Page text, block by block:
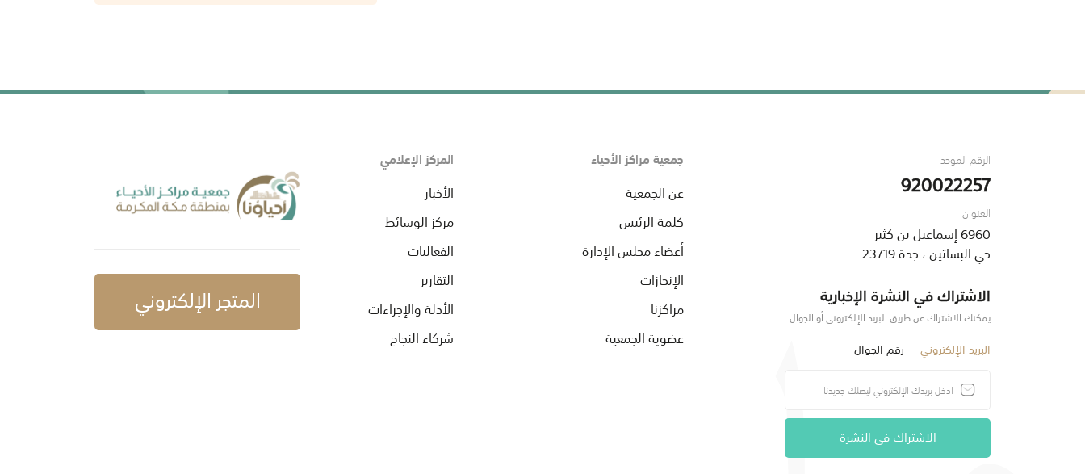
الرقم الموحد
920022257
العنوان
6960 إسماعيل بن كثير
حي البساتين ، جدة 23719
الاشتراك في النشرة الإخبارية
يمكنك الاشتراك عن طريق البريد الإلكتروني أو الجوال
البريد الإلكتروني رقم الجوال
الاشتراك في النشرة
جمعية مراكز الأحياء
عن الجمعية
كلمة الرئيس
أعضاء مجلس الإدارة
الإنجازات
مراكزنا
عضوية الجمعية
المركز الإعلامي
الأخبار
مركز الوسائط
الفعاليات
التقارير
الأدلة والإجراءات
شركاء النجاح
المتجر الإلكتروني